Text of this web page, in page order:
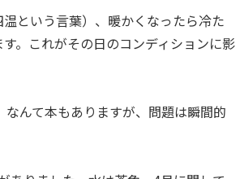
という言葉）、暖かくなったら冷た
。これがその日のコンディションに影
んて本もありますが、問題は瞬間的